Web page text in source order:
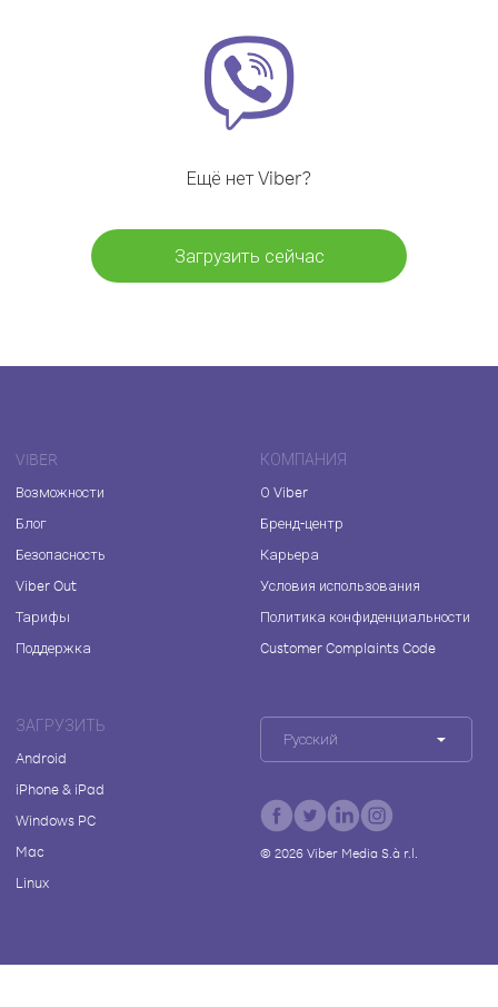
Ещё нет Viber?
Загрузить сейчас
VIBER
Возможности
Блог
Безопасность
Viber Out
Тарифы
Поддержка
КОМПАНИЯ
О Viber
Бренд-центр
Карьера
Условия использования
Политика конфиденциальности
Customer Complaints Code
ЗАГРУЗИТЬ
Android
iPhone & iPad
Windows PC
Mac
Linux
Русский
© 2026Viber Media S.à r.l.